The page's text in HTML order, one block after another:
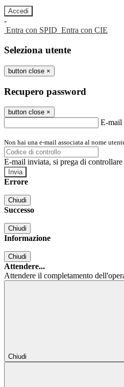
-
Entra con SPID Entra con CIE
Seleziona utente
button close ×
Recupero password
button close ×
E-mail
Non hai una e-mail associata al nome
E-mail inviata, si prega di
Errore
Chiudi
Successo
Chiudi
Informazione
Chiudi
Attendere...
Attendere il completamento
Chiudi